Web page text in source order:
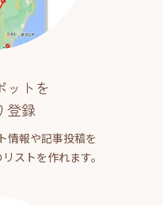
ットを
登録
情報や記事投稿を
ストを作れます。